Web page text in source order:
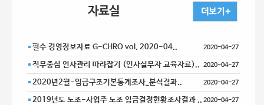
자료실
필수 경영정보자료 G-CHRO vol. 2020-04.. 2020-04-27
직무중심 인사관리 따라잡기 (인사실무자 교육자료).. 2020-04-27
2020년2월-임금구조기본통계조사_분석결과.. 2020-04-27
2019년도 노조-사업주 노조 임금결정현황조사결과 .. 2020-04-27